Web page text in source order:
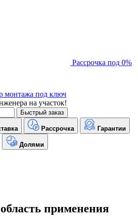
Рассрочка под 0%
монтажа под ключ
на участок!
Быстрый заказ
Рассрочка Гарантии
Долями
применения